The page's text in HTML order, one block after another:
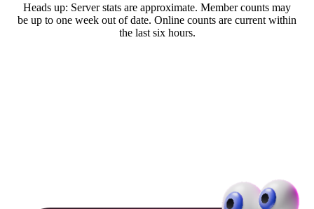
Heads up: Server stats are approximate. Member counts may
be up to one week out of date. Online counts are current within
the last six hours.